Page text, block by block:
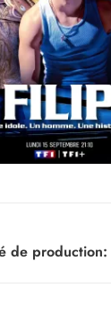
de production: